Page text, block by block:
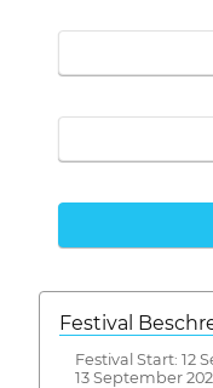
Festival
Festival Start:
13 September